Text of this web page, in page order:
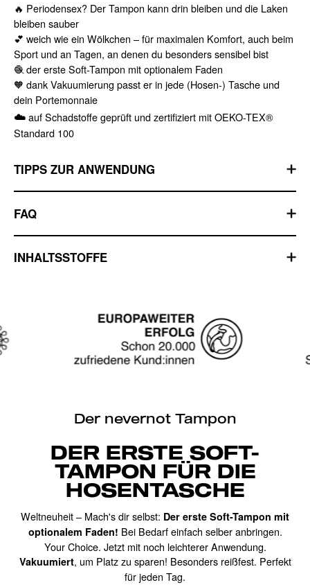
🔥 Periodensex? Der Tampon kann drin bleiben und die Laken
bleiben sauber
💕 weich wie ein Wölkchen – für maximalen Komfort, auch beim
Sport und an Tagen, an denen du besonders sensibel bist
🧶 der erste Soft-Tampon mit optionalem Faden
🧡 dank Vakuumierung passt er in jede (Hosen-) Tasche und
dein Portemonnaie
☁️auf Schadstoffe geprüft und zertifiziert mit OEKO-TEX®
Standard 100
TIPPS ZUR ANWENDUNG
FAQ
INHALTSSTOFFE
Der nevernot Tampon
DER ERSTE SOFT-
TAMPON FÜR DIE
HOSENTASCHE
Weltneuheit – Mach's dir selbst: Der erste Soft-Tampon mit
optionalem Faden! Bei Bedarf einfach selber anbringen.
Your Choice. Jetzt mit noch leichterer Anwendung.
Vakuumiert, um Platz zu sparen! Besonders reißfest. Perfekt
für jeden Tag.